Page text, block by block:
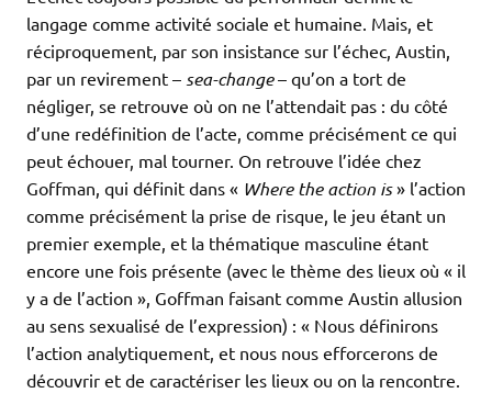
langage comme activité sociale et humaine. Mais, et
réciproquement, par son insistance sur l’échec, Austin,
par un revirement – sea-change– qu’on a tort de
négliger, se retrouve où on ne l’attendait pas : du côté
d’une redéfinition de l’acte, comme précisément ce qui
peut échouer, mal tourner. On retrouve l’idée chez
Goffman, qui définit dans « Where the action is» l’action
comme précisément la prise de risque, le jeu étant un
premier exemple, et la thématique masculine étant
encore une fois présente (avec le thème des lieux où « il
y a de l’action », Goffman faisant comme Austin allusion
au sens sexualisé de l’expression) : « Nous définirons
l’action analytiquement, et nous nous efforcerons de
découvrir et de caractériser les lieux ou on la rencontre.